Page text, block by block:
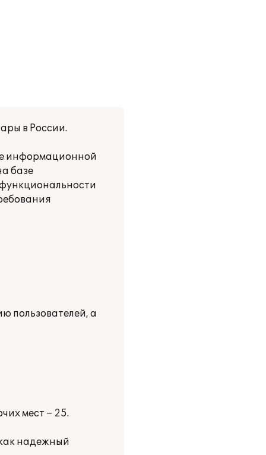
в России.
информационной
базе
пользователей, а
мест – 25.
надежный